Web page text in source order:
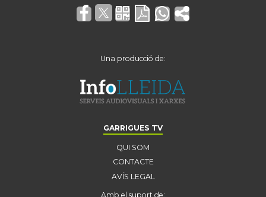
Una producció de:
GARRIGUES TV
QUI SOM
CONTACTE
AVÍS LEGAL
Amb el suport de: